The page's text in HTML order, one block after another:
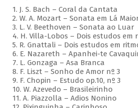
1. J. S. Bach – Coral da Cantata
2. W. A. Mozart – Sonata em Lá
3. L. V. Beethoven – Sonata ao Luar
4. H. Villa-Lobos – Dois estudos em
5. R. Gnattali – Dois estudos em
6. E. Nazareth – Apanhei-te
7. L. Gonzaga – Asa Branca
8. F. Liszt – Sonho de Amor nº 3
9. F. Chopin – Estudo op.10, nº 3
10. W. Azevedo – Brasileirinho
11. A. Piazzolla – Adios Nonino